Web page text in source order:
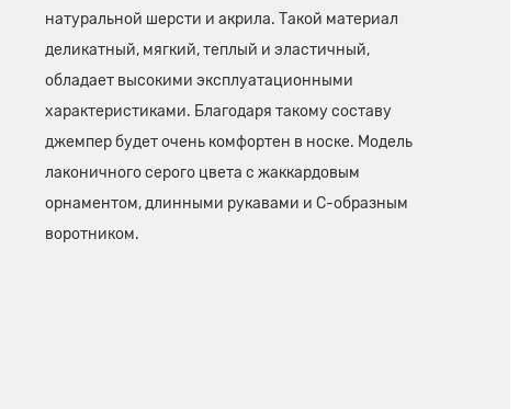
натуральной шерсти и акрила. Такой материал
деликатный, мягкий, теплый и эластичный,
обладает высокими эксплуатационными
характеристиками. Благодаря такому составу
джемпер будет очень комфортен в носке. Модель
лаконичного серого цвета с жаккардовым
орнаментом, длинными рукавами и С-образным
воротником.